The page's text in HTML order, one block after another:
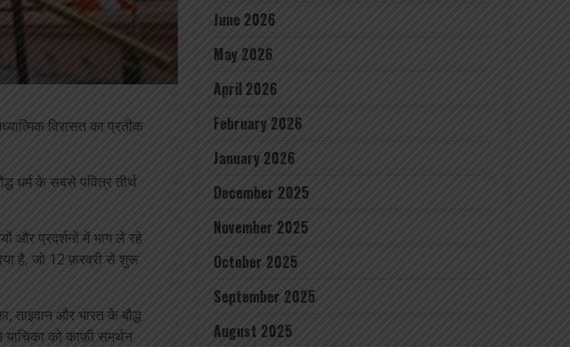
विरासत का प्रतीक
धर्म के सबसे पवित्र तीर्थ
और प्रदर्शनों में भाग ले रहे
है, जो 12 फ़रवरी से शुरू
और भारत के बौद्ध
याचिका को काफ़ी समर्थन
June 2026
May 2026
April 2026
February 2026
January 2026
December 2025
November 2025
October 2025
September 2025
August 2025